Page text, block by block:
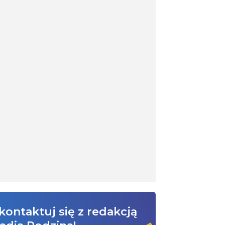
się z redakcją